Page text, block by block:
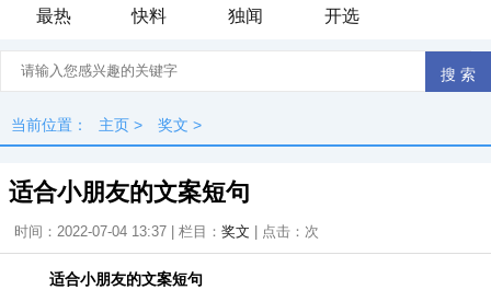
最热
快料 独闻 开选
当前位置： 主页 > 奖文 >
适合小朋友的文案短句
时间：2022-07-04 13:37 | 栏目： 奖文 | 点击： 次
适合小朋友的文案短句